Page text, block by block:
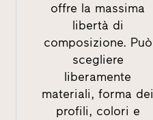
offre la massima
libertà di
composizione. Può
scegliere
liberamente
materiali, forma dei
profili, colori e